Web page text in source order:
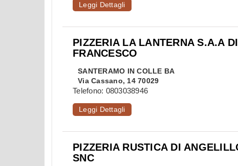
Leggi Dettagli
PIZZERIA LA LANTERNA S.A.A
FRANCESCO
SANTERAMO IN COLLE BA
Via Cassano, 14 70029
Telefono: 0803038946
Leggi Dettagli
PIZZERIA RUSTICA DI
SNC